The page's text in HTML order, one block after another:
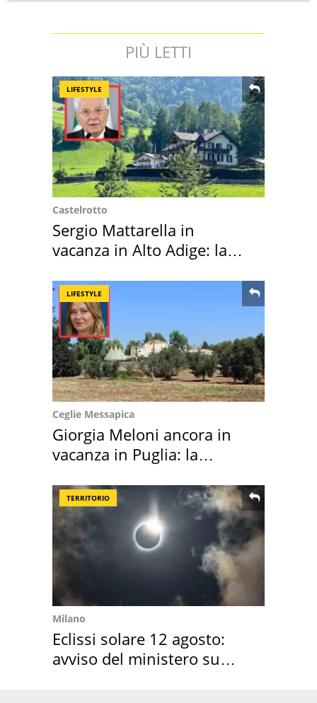
PIÙ LETTI
LIFESTYLE
Castelrotto
Sergio Mattarella in
vacanza in Alto Adige: la
LIFESTYLE
Ceglie Messapica
Giorgia Meloni ancora in
vacanza in Puglia: la
TERRITORIO
Milano
Eclissi solare 12 agosto:
avviso del ministero su